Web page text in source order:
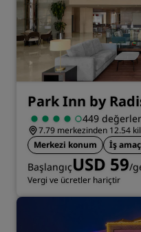
Park Inn by
449
7.79 merkezinden 12.54
Merkezi konum
İş
BaşlangıçUSD 59/
Vergi ve ücretler hariçtir